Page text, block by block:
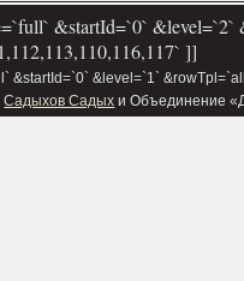
&startId=`0`
]]
&startId=`0` &level=`1`
Садыхов Садых и Объединение